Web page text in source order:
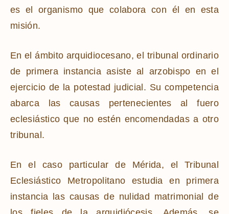
es el organismo que colabora con él en esta
misión.
En el ámbito arquidiocesano, el tribunal ordinario
de primera instancia asiste al arzobispo en el
ejercicio de la potestad judicial. Su competencia
abarca las causas pertenecientes al fuero
eclesiástico que no estén encomendadas a otro
tribunal.
En el caso particular de Mérida, el Tribunal
Eclesiástico Metropolitano estudia en primera
instancia las causas de nulidad matrimonial de